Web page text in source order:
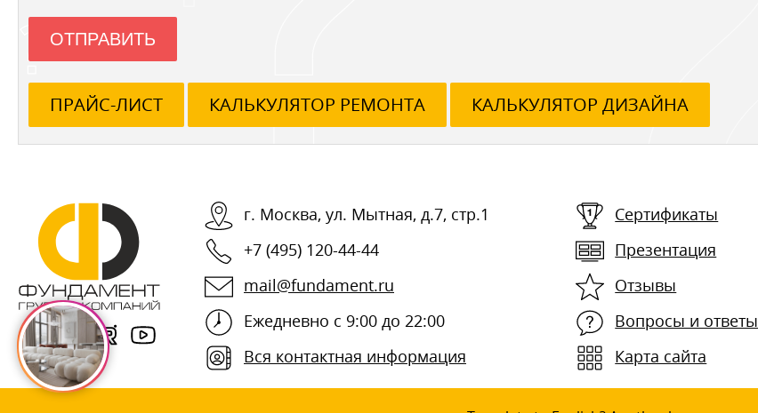
ОТПРАВИТЬ
ПРАЙС-ЛИСТ КАЛЬКУЛЯТОР РЕМОНТА КАЛЬКУЛЯТОР ДИЗАЙНА
г. Москва, ул. Мытная, д.7, стр.1
+7 (495) 120-44-44
mail@fundament.ru
Ежедневно с 9:00 до 22:00
Вся контактная информация
Сертификаты
Презентация
Отзывы
Вопросы и ответы
Карта сайта